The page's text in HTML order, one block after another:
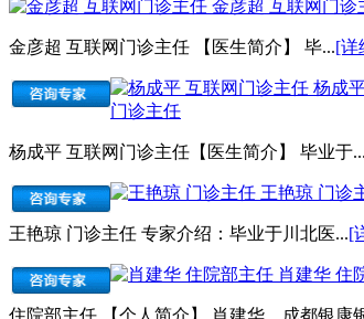
金彦超 互联网门诊
金彦超 互联网门诊主任 【医生简介】 毕...[详
杨成
门诊主任
杨成平 互联网门诊主任【医生简介】 毕业于...
王艳琼 门诊
王艳琼 门诊主任 专家介绍：毕业于川北医...[
肖建华 住
住院部主任 【个人简介】 肖建华，成都银康银